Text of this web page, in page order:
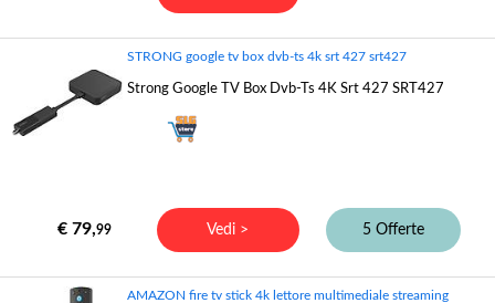
STRONG google tv box dvb-ts 4k srt 427 srt427
Strong Google TV Box Dvb-Ts 4K Srt 427 SRT427
€ 79,99 Vedi > 5 Offerte
AMAZON fire tv stick 4k lettore multimediale streaming